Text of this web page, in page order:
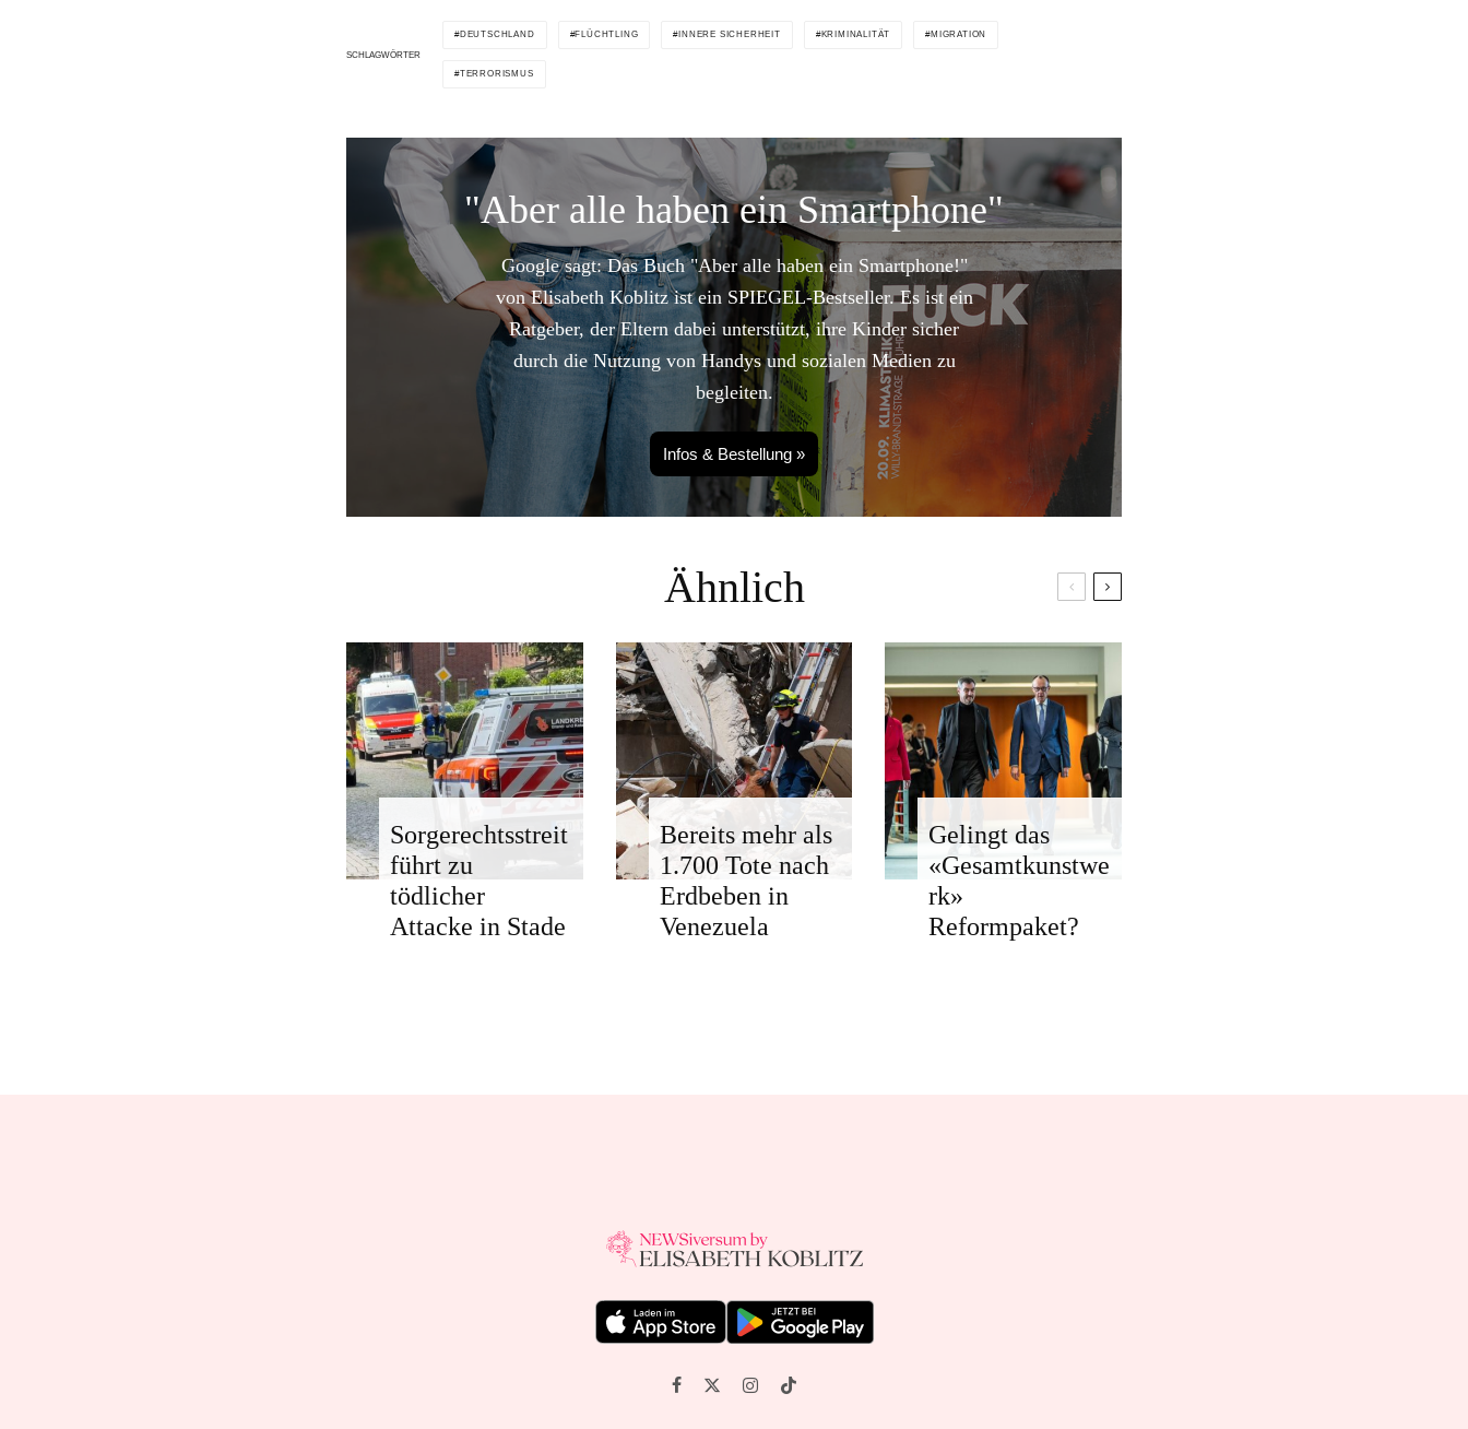
SCHLAGWÖRTER
DEUTSCHLAND FLÜCHTLING INNERE SICHERHEIT KRIMINALITÄT MIGRATION
TERRORISMUS
"Aber alle haben ein Smartphone"
Google sagt: Das Buch "Aber alle haben ein Smartphone!"
von Elisabeth Koblitz ist ein SPIEGEL-Bestseller. Es ist ein
Ratgeber, der Eltern dabei unterstützt, ihre Kinder sicher
durch die Nutzung von Handys und sozialen Medien zu
begleiten.
Infos & Bestellung »
Ähnlich
Sorgerechtsstreit
führt zu
tödlicher
Attacke in Stade
Bereits mehr als
1.700 Tote nach
Erdbeben in
Venezuela
Gelingt das
«Gesamtkunstwe
rk»
Reformpaket?